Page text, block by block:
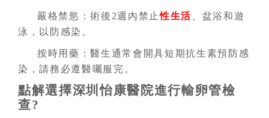
嚴格禁慾：術後2週內禁止性生活 、盆浴和遊
泳，以防感染。
按時用藥：醫生通常會開具短期抗生素預防感
染，請務必遵醫囑服完。
點解選擇深圳怡康醫院進行輸卵管檢
查?